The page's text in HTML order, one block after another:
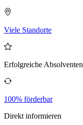
Viele Standorte
Erfolgreiche Absolventen
100% förderbar
Direkt informieren